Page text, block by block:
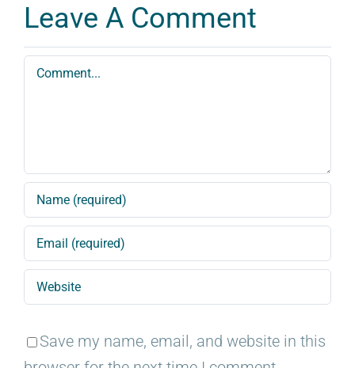
Leave A Comment
Comment
Save my name, email, and website in this